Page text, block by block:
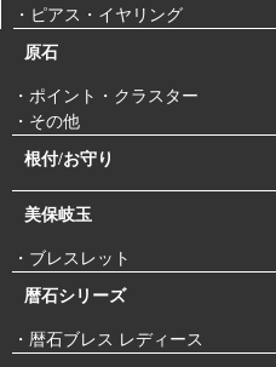
・ピアス・イヤリング
原石
・ポイント・クラスター
・その他
根付/お守り
美保岐玉
・ブレスレット
暦石シリーズ
・暦石ブレス レディース